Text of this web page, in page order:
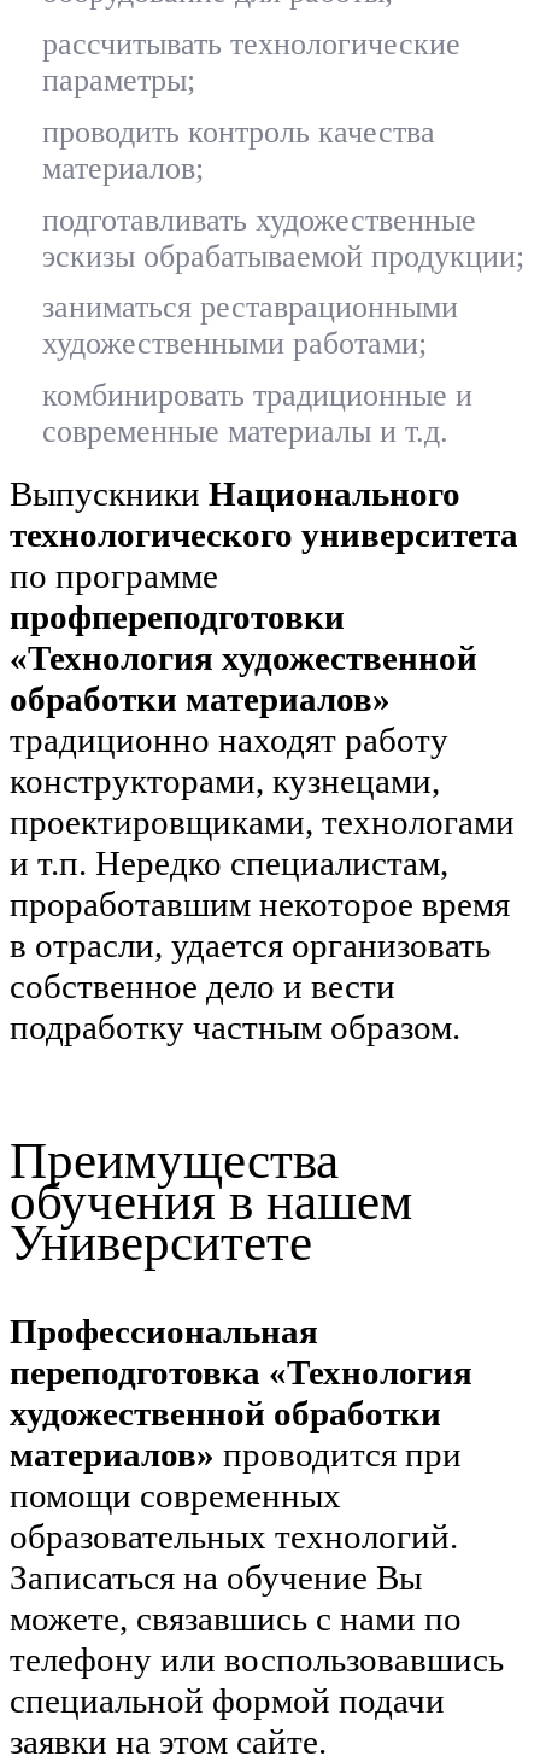
рассчитывать технологические
параметры;
проводить контроль качества
материалов;
подготавливать художественные
эскизы обрабатываемой продукции;
заниматься реставрационными
художественными работами;
комбинировать традиционные и
современные материалы и т.д.
Выпускники Национального
технологического университета
по программе
профпереподготовки
«Технология художественной
обработки материалов»
традиционно находят работу
конструкторами, кузнецами,
проектировщиками, технологами
и т.п. Нередко специалистам,
проработавшим некоторое время
в отрасли, удается организовать
собственное дело и вести
подработку частным образом.
Преимущества
обучения в нашем
Университете
Профессиональная
переподготовка «Технология
художественной обработки
материалов» проводится при
помощи современных
образовательных технологий.
Записаться на обучение Вы
можете, связавшись с нами по
телефону или воспользовавшись
специальной формой подачи
заявки на этом сайте.